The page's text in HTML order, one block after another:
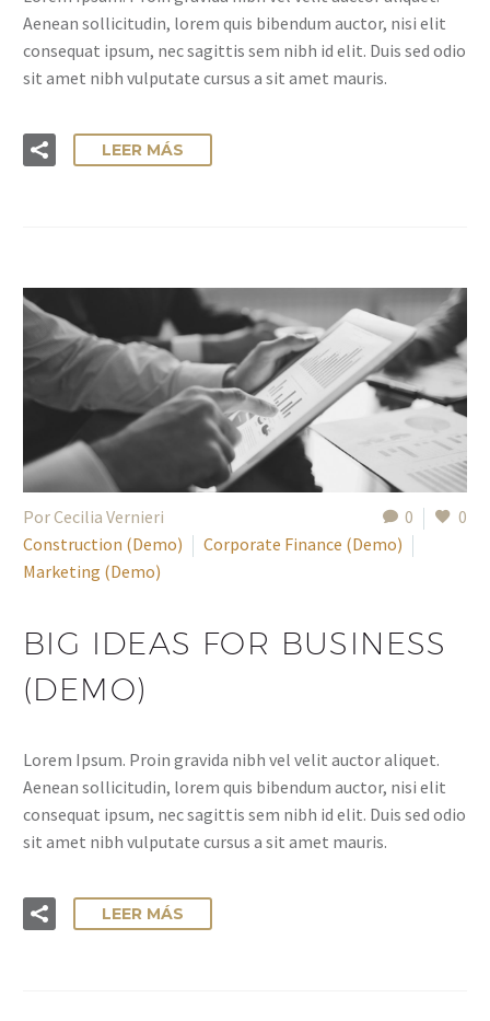
Aenean sollicitudin, lorem quis bibendum auctor, nisi elit
consequat ipsum, nec sagittis sem nibh id elit. Duis sed odio
sit amet nibh vulputate cursus a sit amet mauris.
LEER MÁS
0 0
Por Cecilia Vernieri
Construction (Demo)
Corporate Finance (Demo)
Marketing (Demo)
BIG IDEAS FOR BUSINESS
(DEMO)
Lorem Ipsum. Proin gravida nibh vel velit auctor aliquet.
Aenean sollicitudin, lorem quis bibendum auctor, nisi elit
consequat ipsum, nec sagittis sem nibh id elit. Duis sed odio
sit amet nibh vulputate cursus a sit amet mauris.
LEER MÁS